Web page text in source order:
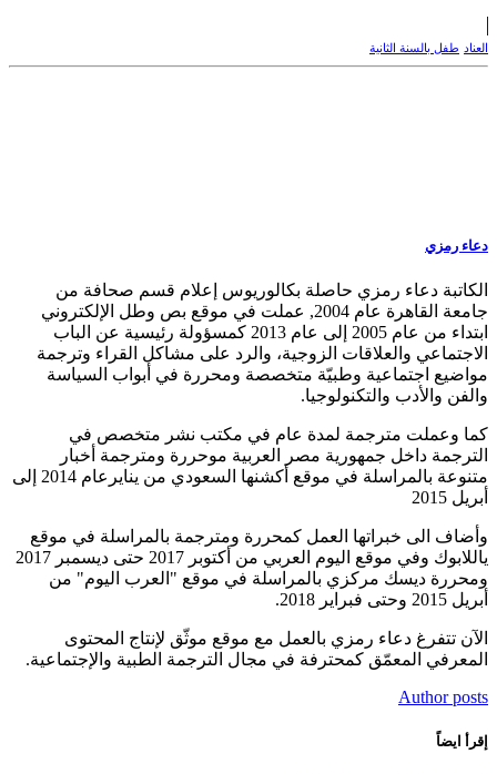
العناد طفل بالسنة الثانية
دعاء رمزي
الكاتبة دعاء رمزي حاصلة بكالوريوس إعلام قسم صحافة من
جامعة القاهرة عام 2004, عملت في موقع بص وطل الإلكتروني
ابتداء من عام 2005 إلى عام 2013 كمسؤولة رئيسية عن الباب
الاجتماعي والعلاقات الزوجية، والرد على مشاكل القراء وترجمة
مواضيع اجتماعية وطبيّة متخصصة ومحررة في أبواب السياسة
والفن والأدب والتكنولوجيا.
كما وعملت مترجمة لمدة عام في مكتب نشر متخصص في
الترجمة داخل جمهورية مصر العربية موحررة ومترجمة أخبار
متنوعة بالمراسلة في موقع أكشنها السعودي من ينايرعام 2014 إلى
أبريل 2015
وأضاف الى خبراتها العمل كمحررة ومترجمة بالمراسلة في موقع
ياللابوك وفي موقع اليوم العربي من أكتوبر 2017 حتى ديسمبر 2017
ومحررة ديسك مركزي بالمراسلة في موقع "العرب اليوم" من
أبريل 2015 وحتى فبراير 2018.
الآن تتفرغ دعاء رمزي بالعمل مع موقع موثّق لإنتاج المحتوى
المعرفي المعمّق كمحترفة في مجال الترجمة الطبية والإجتماعية.
Author posts
إقرأ ايضاً